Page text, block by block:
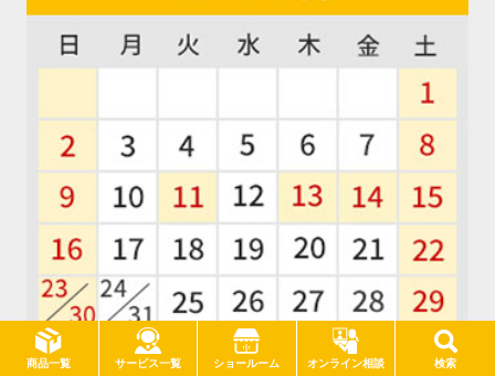
商品一覧 サービス一覧 ショールーム オンライン相談 検索
■定休日：土日祝日のため問い合わせ対応不可